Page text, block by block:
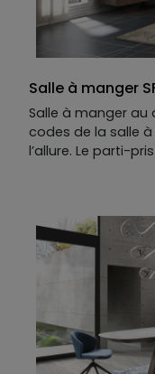
Table
Piétement :Fer
MDF
Salle à manger
Salle à manger au
codes de la salle
l’allure. Le parti-
lui confère
horizontales qui
accrochent l’œil
Le buffet
principes de
Modèle présenté :
placage
kit illumination